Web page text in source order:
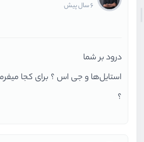
6 سال پیش
درود بر شما
؟